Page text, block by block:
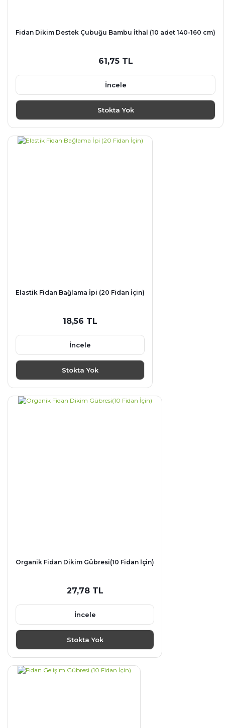
Fidan Dikim Destek Çubuğu Bambu İthal (10 adet 140-160 cm)
61,75 TL
İncele
Stokta Yok
Elastik Fidan Bağlama İpi (20 Fidan İçin)
18,56 TL
İncele
Stokta Yok
Organik Fidan Dikim Gübresi(10 Fidan İçin)
27,78 TL
İncele
Stokta Yok